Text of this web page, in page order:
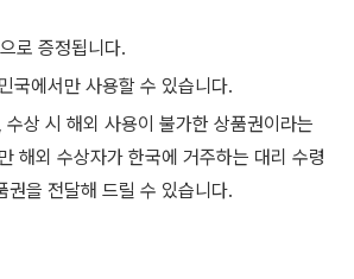
로 증정됩니다.
국에서만 사용할 수 있습니다.
수상 시 해외 사용이 불가한 상품권이라는
해외 수상자가 한국에 거주하는 대리 수령
권을 전달해 드릴 수 있습니다.